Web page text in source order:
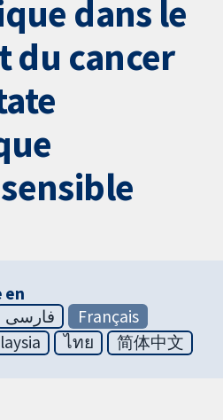
dans le
du cancer
en
فارسی
Français
ไทย 简体中文